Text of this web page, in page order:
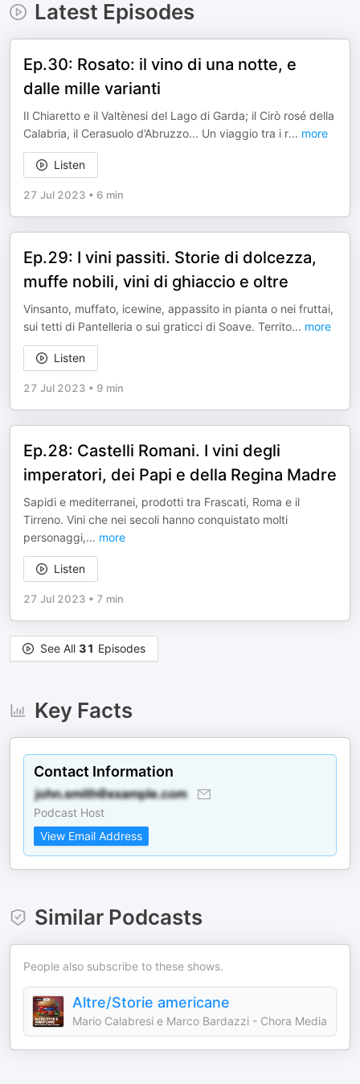
Latest Episodes
Ep.30: Rosato: il vino di una notte, e
dalle mille varianti
Il Chiaretto e il Valtènesi del Lago di Garda; il Cirò rosé della
Calabria, il Cerasuolo d’Abruzzo... Un viaggio tra i r... more
Listen
27 Jul 2023 • 6 min
Ep.29: I vini passiti. Storie di dolcezza,
muffe nobili, vini di ghiaccio e oltre
Vinsanto, muffato, icewine, appassito in pianta o nei fruttai,
sui tetti di Pantelleria o sui graticci di Soave. Territo... more
Listen
27 Jul 2023 • 9 min
Ep.28: Castelli Romani. I vini degli
imperatori, dei Papi e della Regina Madre
Sapidi e mediterranei, prodotti tra Frascati, Roma e il
Tirreno. Vini che nei secoli hanno conquistato molti
personaggi,... more
Listen
27 Jul 2023 • 7 min
See All 31 Episodes
Key Facts
Contact Information
Podcast Host
View Email Address
Similar Podcasts
People also subscribe to these shows.
Altre/Storie americane
Mario Calabresi e Marco Bardazzi - Chora Media